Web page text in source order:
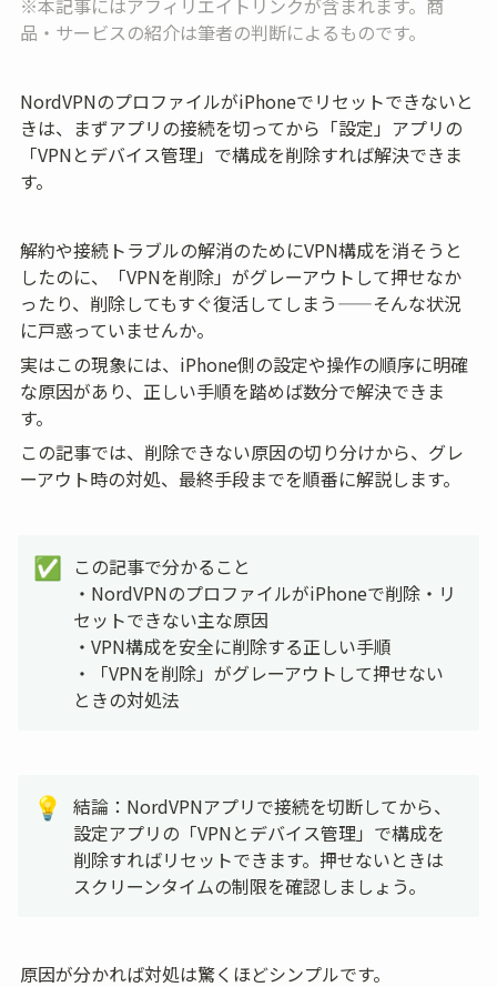
※本記事にはアフィリエイトリンクが含まれます。商
品・サービスの紹介は筆者の判断によるものです。
NordVPNのプロファイルがiPhoneでリセットできないと
きは、まずアプリの接続を切ってから「設定」アプリの
「VPNとデバイス管理」で構成を削除すれば解決できま
す。
解約や接続トラブルの解消のためにVPN構成を消そうと
したのに、「VPNを削除」がグレーアウトして押せなか
ったり、削除してもすぐ復活してしまう——そんな状況
に戸惑っていませんか。
実はこの現象には、iPhone側の設定や操作の順序に明確
な原因があり、正しい手順を踏めば数分で解決できま
す。
この記事では、削除できない原因の切り分けから、グレ
ーアウト時の対処、最終手段までを順番に解説します。
✅
この記事で分かること
・NordVPNのプロファイルがiPhoneで削除・リ
セットできない主な原因
・VPN構成を安全に削除する正しい手順
・「VPNを削除」がグレーアウトして押せない
ときの対処法
💡
結論：NordVPNアプリで接続を切断してから、
設定アプリの「VPNとデバイス管理」で構成を
削除すればリセットできます。押せないときは
スクリーンタイムの制限を確認しましょう。
原因が分かれば対処は驚くほどシンプルです。